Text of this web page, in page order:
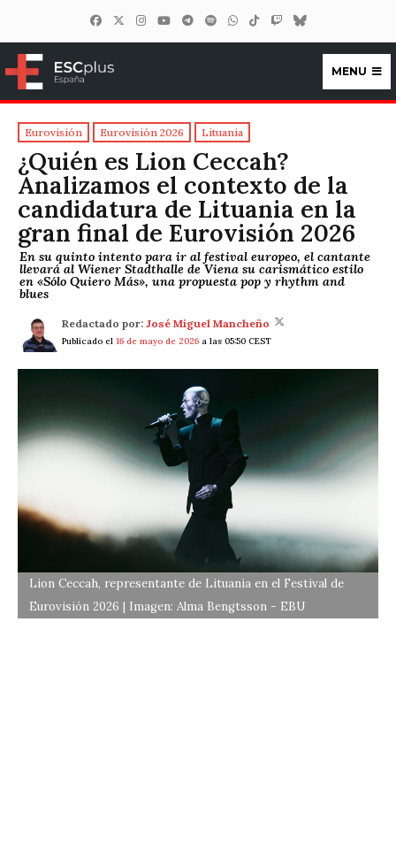
ESCplus España
MENU
Eurovisión Eurovisión 2026 Lituania
¿Quién es Lion Ceccah?
Analizamos el contexto de la
candidatura de Lituania en la
gran final de Eurovisión 2026
En su quinto intento para ir al festival europeo, el cantante
llevará al Wiener Stadthalle de Viena su carismático estilo
en «Sólo Quiero Más», una propuesta pop y rhythm and
blues
Redactado por: José Miguel Mancheño
Publicado el 16 de mayo de 2026 a las 05:50 CEST
Lion Ceccah, representante de Lituania en el Festival de
Eurovisión 2026 | Imagen: Alma Bengtsson - EBU